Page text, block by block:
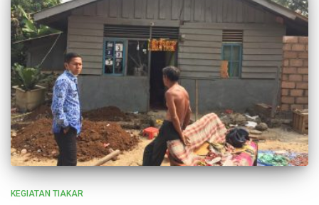
KEGIATAN TIAKAR